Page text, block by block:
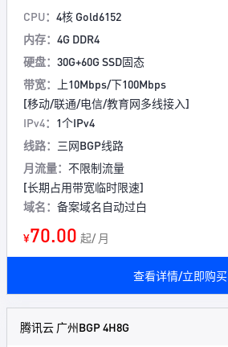
CPU： 4核 Gold6152
内存： 4G DDR4
硬盘： 30G+60G SSD固态
带宽：
上10Mbps/下100Mbps
[移动/联通/电信/教育网多线接入]
IPv4： 1个IPv4
线路： 三网BGP线路
月流量： 不限制流量
[长期占用带宽临时限速]
域名： 备案域名自动过白
¥70.00 起/ 月
查看详情/立即购买
腾讯云 广州BGP 4H8G